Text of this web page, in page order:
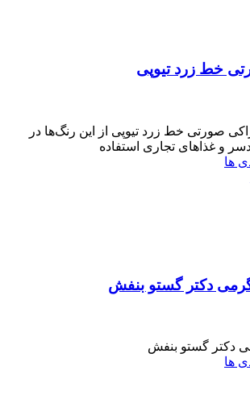
خط زرد تیوپی
صورتی خط زرد تیوپی از این رنگ‌ها در
و غذاهای تجاری استفاده
ها
ها